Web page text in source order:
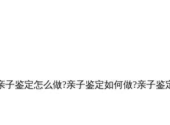
鉴定怎么做?亲子鉴定如何做?亲子